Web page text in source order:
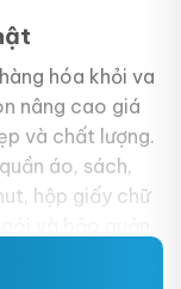
hóa khỏi va
nâng cao giá
và chất lượng.
áo, sách,
hộp giấy chữ